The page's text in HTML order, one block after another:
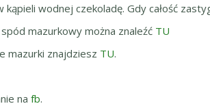
kąpieli wodnej czekoladę. Gdy całość
mazurkowy można znaleźć TU
mazurki znajdziesz TU.
na fb.